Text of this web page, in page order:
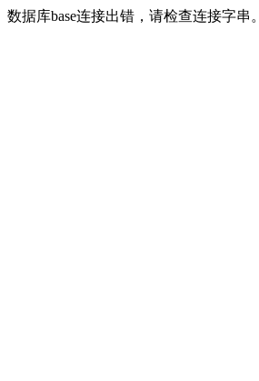
数据库base连接出错，请检查连接字串。